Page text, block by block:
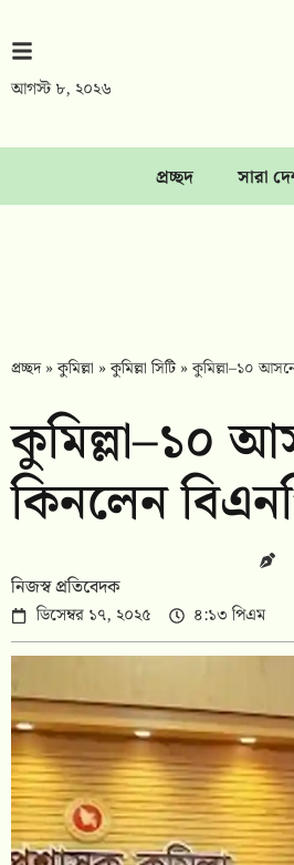
আগস্ট ৮, ২০২৬
প্রচ্ছদ সারা
প্রচ্ছদ»কুমিল্লা »কুমিল্লা সিটি »কুমিল্লা–১০
কুমিল্লা–১০
কিনলেন
নিজস্ব প্রতিবেদক
ডিসেম্বর ১৭, ২০২৫ ৪:১৩ পিএম